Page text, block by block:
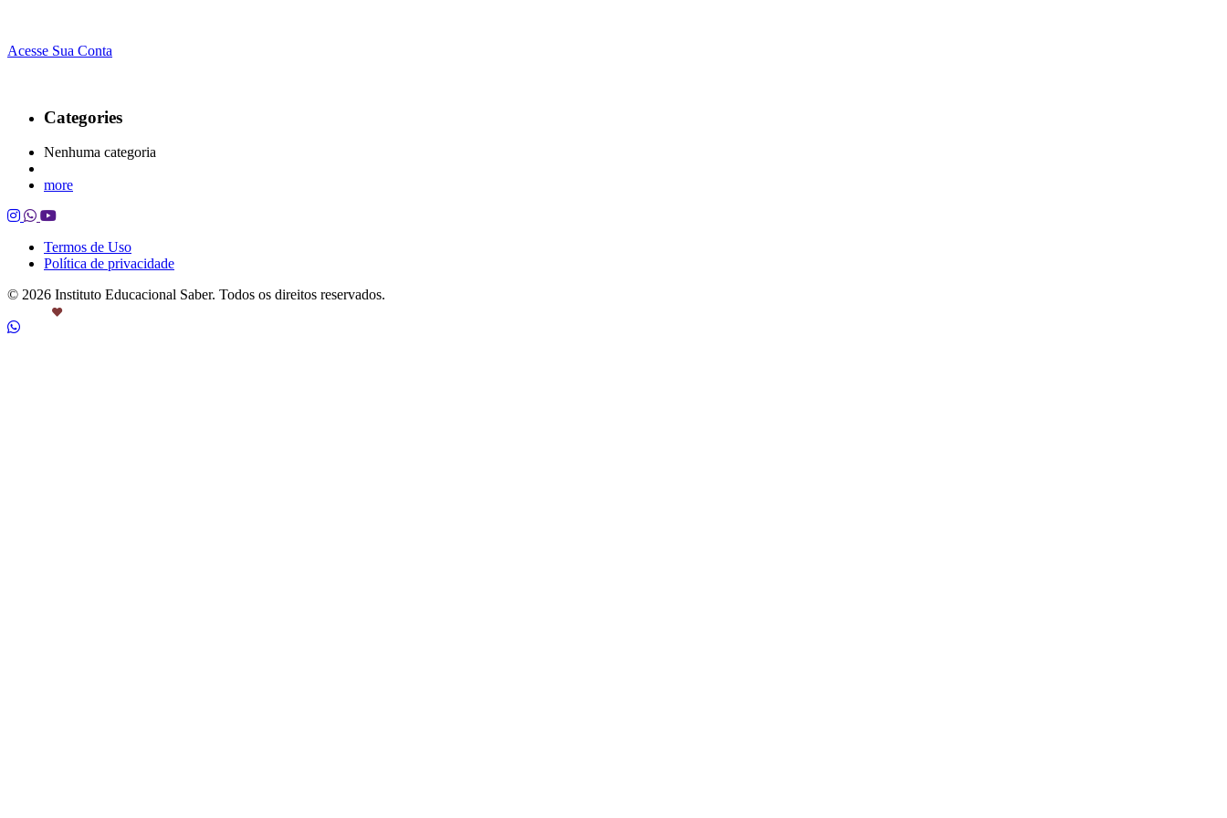
Acesse Sua Conta
Categories
Nenhuma categoria
more
Termos de Uso
Política de privacidade
© 2026 Instituto Educacional Saber. Todos os direitos reservados.
por Castanheira.Work